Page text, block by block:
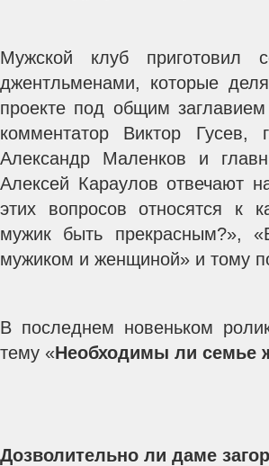
Мужской клуб приготовил
джентльменами, которые
проекте под общим
комментатор Виктор Гусев,
Александр Маленков и
Алексей Караулов отвечают
этих вопросов относятся к
мужик быть прекрасным?»,
мужиком и женщиной» и тому
В последнем новеньком
тему «Необходимы ли семье
Дозволительно ли даме